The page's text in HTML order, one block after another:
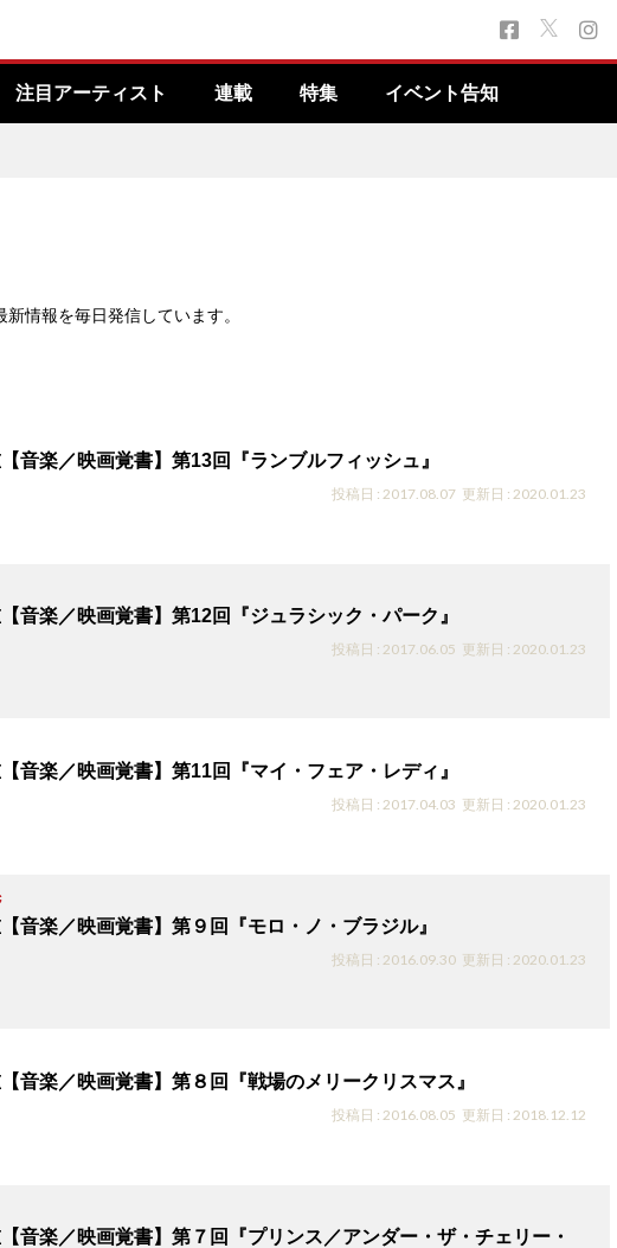
注目アーティスト 連載 特集 イベント告知
情報を毎日発信しています。
音楽／映画覚書】第13回『ランブルフィッシュ』
投稿日 : 2017.08.07 更新日 : 2020.01.23
音楽／映画覚書】第12回『ジュラシック・パーク』
投稿日 : 2017.06.05 更新日 : 2020.01.23
音楽／映画覚書】第11回『マイ・フェア・レディ』
投稿日 : 2017.04.03 更新日 : 2020.01.23
音楽／映画覚書】第９回『モロ・ノ・ブラジル』
投稿日 : 2016.09.30 更新日 : 2020.01.23
音楽／映画覚書】第８回『戦場のメリークリスマス』
投稿日 : 2016.08.05 更新日 : 2018.12.12
音楽／映画覚書】第７回『プリンス／アンダー・ザ・チェリー・